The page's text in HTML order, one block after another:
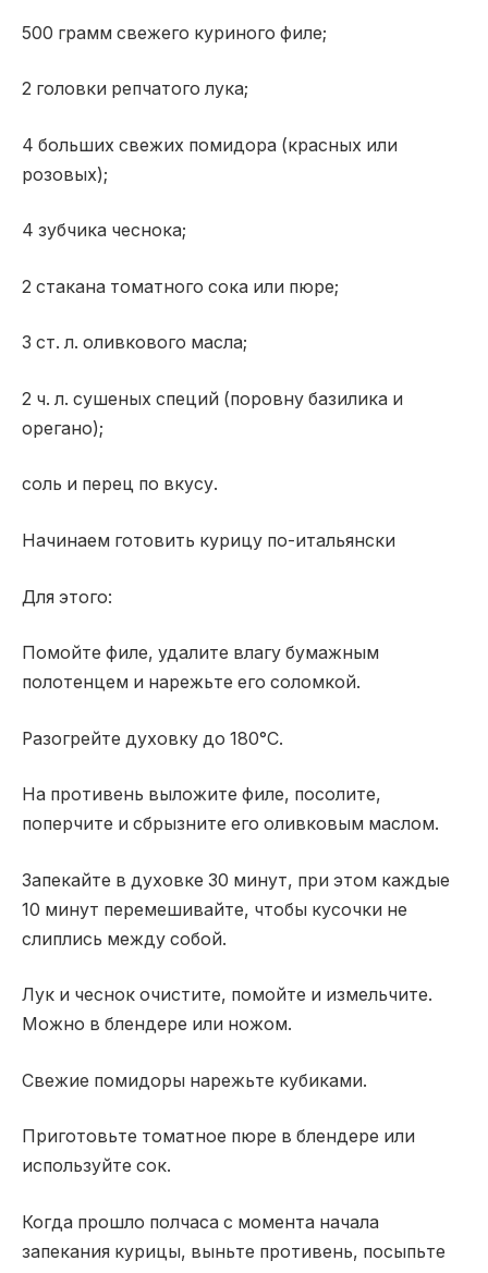
500 грамм свежего куриного филе;
2 головки репчатого лука;
4 больших свежих помидора (красных или
розовых);
4 зубчика чеснока;
2 стакана томатного сока или пюре;
3 ст. л. оливкового масла;
2 ч. л. сушеных специй (поровну базилика и
орегано);
соль и перец по вкусу.
Начинаем готовить курицу по-итальянски
Для этого:
Помойте филе, удалите влагу бумажным
полотенцем и нарежьте его соломкой.
Разогрейте духовку до 180°С.
На противень выложите филе, посолите,
поперчите и сбрызните его оливковым маслом.
Запекайте в духовке 30 минут, при этом каждые
10 минут перемешивайте, чтобы кусочки не
слиплись между собой.
Лук и чеснок очистите, помойте и измельчите.
Можно в блендере или ножом.
Свежие помидоры нарежьте кубиками.
Приготовьте томатное пюре в блендере или
используйте сок.
Когда прошло полчаса с момента начала
запекания курицы, выньте противень, посыпьте